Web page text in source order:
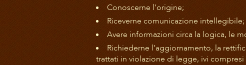
Conoscerne l’origine;
Riceverne comunicazione intellegibile;
Avere informazioni circa la logica, le
Richiederne l’aggiornamento, la
trattati in violazione di legge, ivi